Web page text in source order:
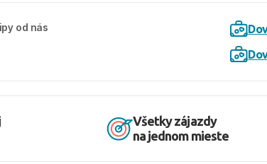
od nás
Všetky zájazdy
na jednom mieste